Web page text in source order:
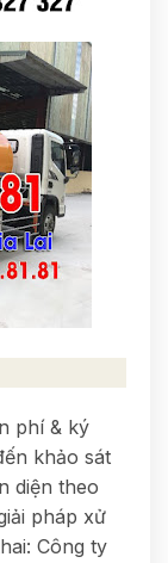
phí & ký
khảo sát
diện theo
pháp xử
Công ty